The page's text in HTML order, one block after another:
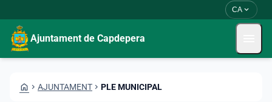
CA expand_more
Ajuntament de Capdepera
HOME CHEVRON_RIGHT AJUNTAMENT CHEVRON_RIGHT PLE MUNICIPAL